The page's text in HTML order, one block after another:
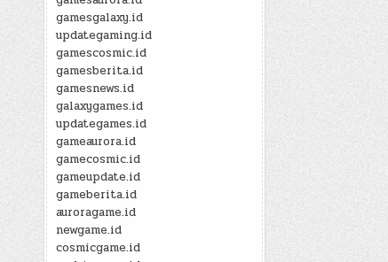
gamesgalaxy.id
updategaming.id
gamescosmic.id
gamesberita.id
gamesnews.id
galaxygames.id
updategames.id
gameaurora.id
gamecosmic.id
gameupdate.id
gameberita.id
auroragame.id
newgame.id
cosmicgame.id